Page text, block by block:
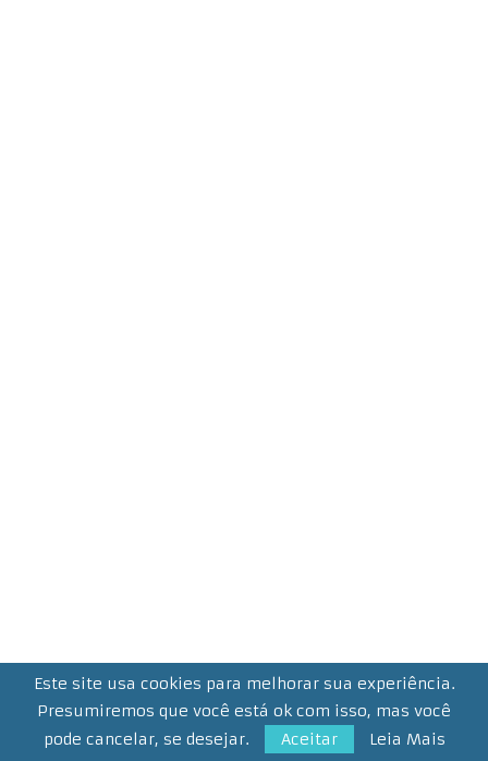
Este site usa cookies para melhorar sua experiência.
Presumiremos que você está ok com isso, mas você
pode cancelar, se desejar.
Aceitar Leia Mais